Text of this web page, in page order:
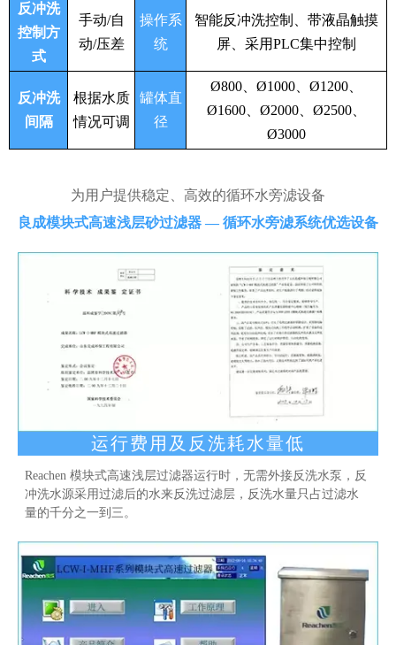
反冲洗
控制方
式
手动/自
动/压差
操作系
统
智能反冲洗控制、带液晶触摸
屏、采用PLC集中控制
反冲洗
间隔
根据水质
情况可调
罐体直
径
Ø800、Ø1000、Ø1200、
Ø1600、Ø2000、Ø2500、
Ø3000
为用户提供稳定、高效的循环水旁滤设备
良成模块式高速浅层砂过滤器 — 循环水旁滤系统优选设备
运行费用及反洗耗水量低
Reachen 模块式高速浅层过滤器运行时，无需外接反洗水泵，反
冲洗水源采用过滤后的水来反洗过滤层，反洗水量只占过滤水
量的千分之一到三。